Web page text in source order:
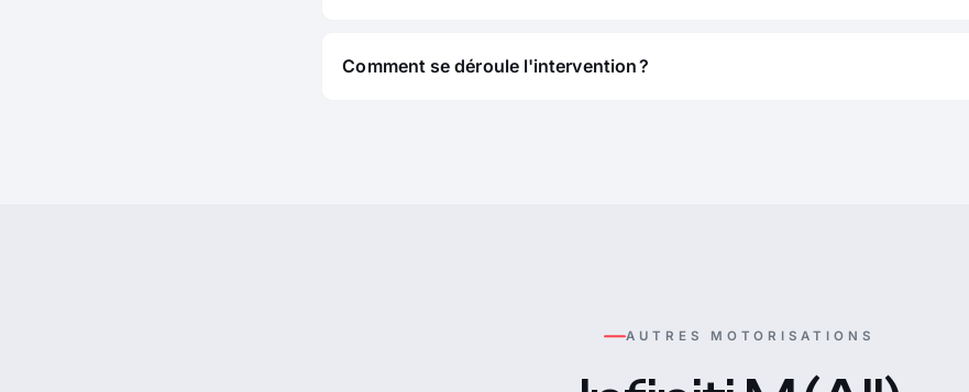
Comment se déroule l'intervention ?
AUTRES MOTORISATIONS